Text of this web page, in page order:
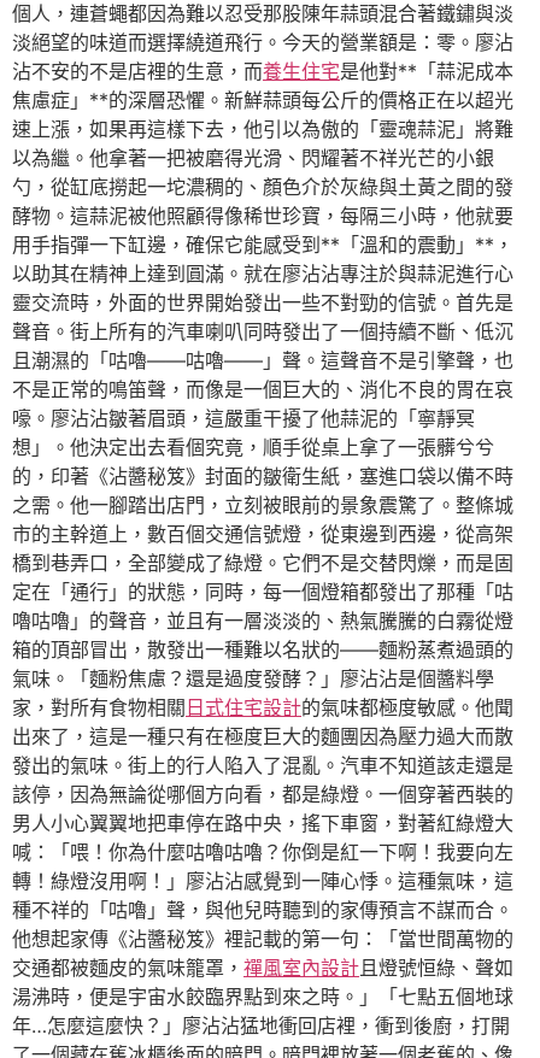
個人，連蒼蠅都因為難以忍受那股陳年蒜頭混合著鐵鏽與淡
淡絕望的味道而選擇繞道飛行。今天的營業額是：零。廖沾
沾不安的不是店裡的生意，而養生住宅是他對**「蒜泥成本
焦慮症」**的深層恐懼。新鮮蒜頭每公斤的價格正在以超光
速上漲，如果再這樣下去，他引以為傲的「靈魂蒜泥」將難
以為繼。他拿著一把被磨得光滑、閃耀著不祥光芒的小銀
勺，從缸底撈起一坨濃稠的、顏色介於灰綠與土黃之間的發
酵物。這蒜泥被他照顧得像稀世珍寶，每隔三小時，他就要
用手指彈一下缸邊，確保它能感受到**「溫和的震動」**，
以助其在精神上達到圓滿。就在廖沾沾專注於與蒜泥進行心
靈交流時，外面的世界開始發出一些不對勁的信號。首先是
聲音。街上所有的汽車喇叭同時發出了一個持續不斷、低沉
且潮濕的「咕嚕——咕嚕——」聲。這聲音不是引擎聲，也
不是正常的鳴笛聲，而像是一個巨大的、消化不良的胃在哀
嚎。廖沾沾皺著眉頭，這嚴重干擾了他蒜泥的「寧靜冥
想」。他決定出去看個究竟，順手從桌上拿了一張髒兮兮
的，印著《沾醬秘笈》封面的皺衛生紙，塞進口袋以備不時
之需。他一腳踏出店門，立刻被眼前的景象震驚了。整條城
市的主幹道上，數百個交通信號燈，從東邊到西邊，從高架
橋到巷弄口，全部變成了綠燈。它們不是交替閃爍，而是固
定在「通行」的狀態，同時，每一個燈箱都發出了那種「咕
嚕咕嚕」的聲音，並且有一層淡淡的、熱氣騰騰的白霧從燈
箱的頂部冒出，散發出一種難以名狀的——麵粉蒸煮過頭的
氣味。「麵粉焦慮？還是過度發酵？」廖沾沾是個醬料學
家，對所有食物相關 日式住宅設計的氣味都極度敏感。他聞
出來了，這是一種只有在極度巨大的麵團因為壓力過大而散
發出的氣味。街上的行人陷入了混亂。汽車不知道該走還是
該停，因為無論從哪個方向看，都是綠燈。一個穿著西裝的
男人小心翼翼地把車停在路中央，搖下車窗，對著紅綠燈大
喊：「喂！你為什麼咕嚕咕嚕？你倒是紅一下啊！我要向左
轉！綠燈沒用啊！」廖沾沾感覺到一陣心悸。這種氣味，這
種不祥的「咕嚕」聲，與他兒時聽到的家傳預言不謀而合。
他想起家傳《沾醬秘笈》裡記載的第一句：「當世間萬物的
交通都被麵皮的氣味籠罩， 禪風室內設計且燈號恒綠、聲如
湯沸時，便是宇宙水餃臨界點到來之時。」「七點五個地球
年…怎麼這麼快？」廖沾沾猛地衝回店裡，衝到後廚，打開